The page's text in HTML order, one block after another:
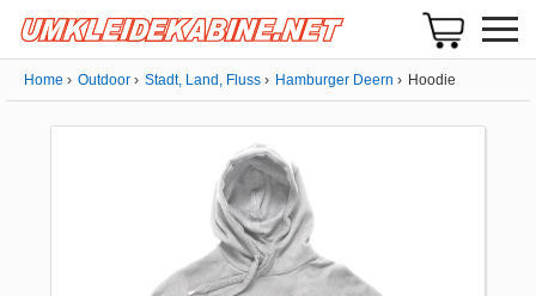
Home Outdoor Stadt, Land, Fluss Hamburger Deern Hoodie